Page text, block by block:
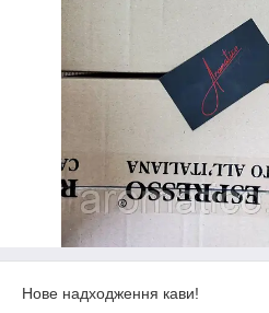
Нове надходження кави!